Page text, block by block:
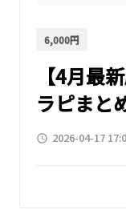
6,000円
【4月最
ラピまと
access_time 2026-04-17